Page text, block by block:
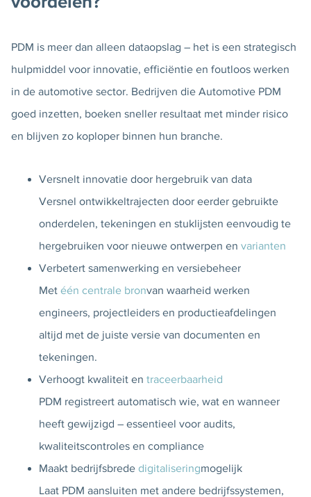
PDM is meer dan alleen dataopslag – het is een strategisch
hulpmiddel voor innovatie, efficiëntie en foutloos werken
in de automotive sector. Bedrijven die Automotive PDM
goed inzetten, boeken sneller resultaat met minder risico
en blijven zo koploper binnen hun branche.
Versnelt innovatie door hergebruik van data
Versnel ontwikkeltrajecten door eerder gebruikte
onderdelen, tekeningen en stuklijsten eenvoudig te
hergebruiken voor nieuwe ontwerpen en varianten
Verbetert samenwerking en versiebeheer
Met één centrale bronvan waarheid werken
engineers, projectleiders en productieafdelingen
altijd met de juiste versie van documenten en
tekeningen.
Verhoogt kwaliteit en traceerbaarheid
PDM registreert automatisch wie, wat en wanneer
heeft gewijzigd – essentieel voor audits,
kwaliteitscontroles en compliance
Maakt bedrijfsbrede digitaliseringmogelijk
Laat PDM aansluiten met andere bedrijfssystemen,